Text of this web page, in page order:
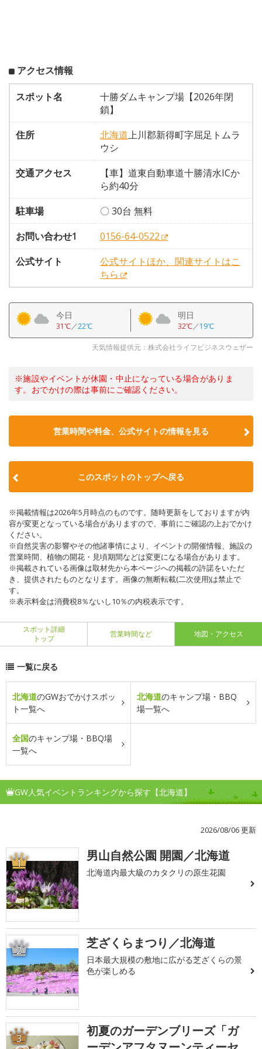
アクセス情報
スポット名
十勝ダムキャンプ場【2026年閉
鎖】
住所
北海道上川郡新得町字屈足トムラ
ウシ
交通アクセス
【車】道東自動車道十勝清水ICか
ら約40分
駐車場
〇 30台 無料
お問い合わせ1
0156-64-0522
公式サイト
公式サイトほか、関連サイトはこ
ちら
今日
31℃／22℃
明日
32℃／19℃
天気情報提供元：株式会社ライフビジネスウェザー
※施設やイベントが休園・中止になっている場合がありま
す。おでかけの際は事前にご確認ください。
営業時間や料金、公式サイトの情報を見る
このスポットのトップへ戻る
※掲載情報は2026年5月時点のものです。随時更新をしておりますが内
容が変更となっている場合がありますので、事前にご確認の上おでかけ
ください。
※自然災害の影響やその他諸事情により、イベントの開催情報、施設の
営業時間、植物の開花・見頃期間などは変更になる場合があります。
※掲載されている画像は取材先から本ページへの掲載の許諾をいただ
き、提供されたものとなります。画像の無断転載(二次使用)は禁止で
す。
※表示料金は消費税8％ないし10％の内税表示です。
スポット詳細
トップ
営業時間など 地図・アクセス
一覧に戻る
北海道のGWおでかけスポッ
ト一覧へ
北海道のキャンプ場・BBQ
場一覧へ
全国のキャンプ場・BBQ場
一覧へ
GW人気イベントランキングから探す【北海道】
2026/08/06 更新
1 男山自然公園 開園／北海道
北海道内最大級のカタクリの原生花園
2 芝ざくらまつり／北海道
日本最大規模の敷地に広がる芝ざくらの景
色が楽しめる
3
初夏のガーデンブリーズ「ガ